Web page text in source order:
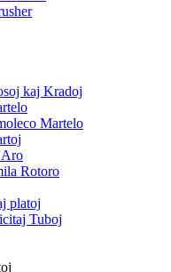
kaj Kradoj
Martelo
Aro
Rotoro
platoj
Tuboj